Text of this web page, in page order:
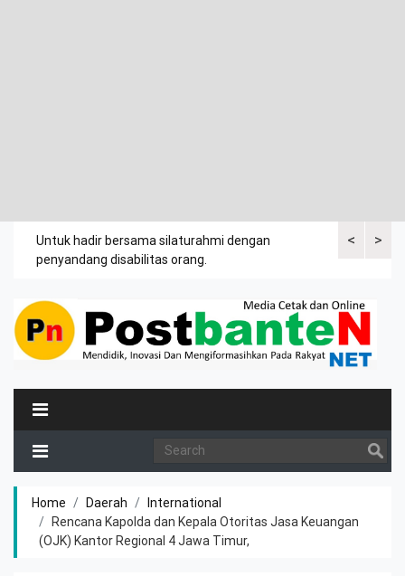
<
Untuk hadir bersama silaturahmi dengan
penyandang disabilitas orang.
Bupati>
Home Daerah
International
Rencana Kapolda dan Kepala Otoritas Jasa Keuangan
(OJK) Kantor Regional 4 Jawa Timur,